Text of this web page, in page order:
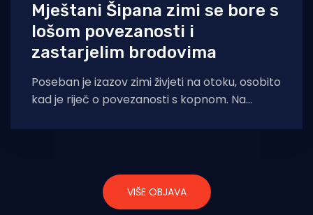
Mještani Šipana zimi se bore s
lošom povezanosti i
zastarjelim brodovima
Poseban je izazov zimi živjeti na otoku, osobito
kad je riječ o povezanosti s kopnom. Na
VIŠE OBJAVA